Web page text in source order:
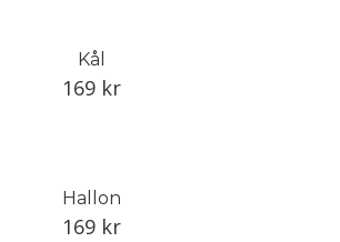
Kål
169 kr
Hallon
169 kr